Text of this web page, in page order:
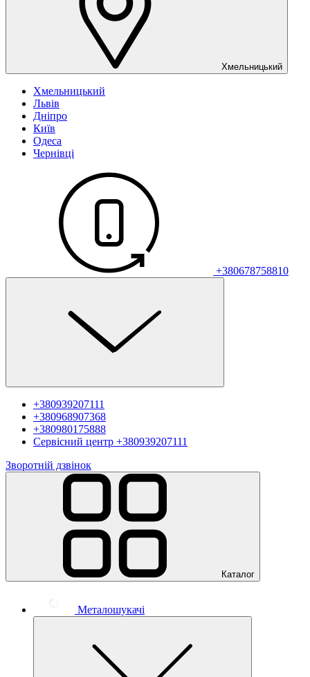
Хмельницький
Хмельницький
Львів
Дніпро
Київ
Одеса
Чернівці
+380678758810
+380939207111
+380968907368
+380980175888
Сервісний центр +380939207111
Зворотній дзвінок
Каталог
Металошукачі